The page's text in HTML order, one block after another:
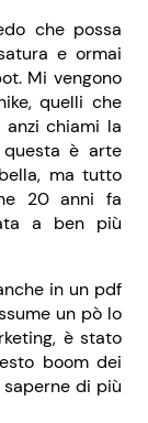
che possa
e ormai
Mi vengono
quelli che
chiami la
questa è arte
ma tutto
20 anni fa
a ben più
in un pdf
un pò lo
è stato
boom dei
saperne di più